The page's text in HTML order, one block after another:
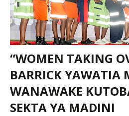
“WOMEN TAKING
BARRICK YAWATIA
WANAWAKE
SEKTA YA MADINI